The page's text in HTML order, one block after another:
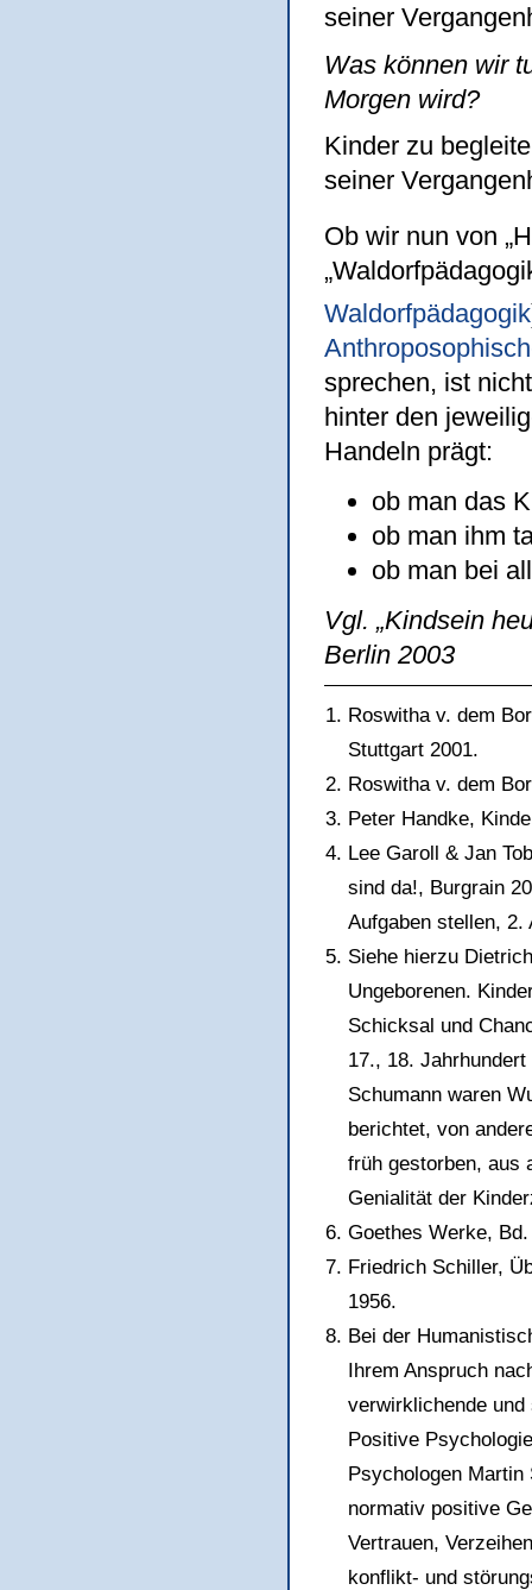
seiner
Was können wir
Morgen wird?
Kinder zu
seiner
Ob wir nun von
Waldorfpädagogik
sprechen, ist
hinter den
Handeln prägt:
ob man das
ob man ihm
ob man bei
Vgl. „Kindsein
Berlin 2003
Roswitha v. dem
Stuttgart 2001.
Roswitha v. dem
Peter Handke,
Lee Garoll & Jan
sind da!, Burgrain
Aufgaben stellen, 2.
Siehe hierzu
Ungeborenen.
Schicksal und
17., 18.
Schumann waren
berichtet, von
früh gestorben, aus
Genialität der
Goethes Werke,
Friedrich Schiller,
1956.
Bei der
Ihrem Anspruch
verwirklichende
Positive
Psychologen Martin
normativ positive
Vertrauen,
konflikt- und